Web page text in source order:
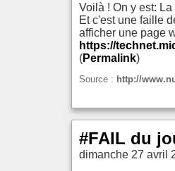
Voilà ! On y est:
Et c'est une faille
afficher une page
https://
(Permalink)
Source : http://
#FAIL du
dimanche 27 avril